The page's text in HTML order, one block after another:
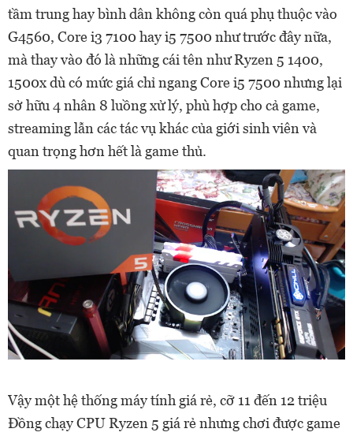
tầm trung hay bình dân không còn quá phụ thuộc vào
G4560, Core i3 7100 hay i5 7500 như trước đây nữa,
mà thay vào đó là những cái tên như Ryzen 5 1400,
1500x dù có mức giá chỉ ngang Core i5 7500 nhưng lại
sở hữu 4 nhân 8 luồng xử lý, phù hợp cho cả game,
streaming lẫn các tác vụ khác của giới sinh viên và
quan trọng hơn hết là game thủ.
Vậy một hệ thống máy tính giá rẻ, cỡ 11 đến 12 triệu
Đồng chạy CPU Ryzen 5 giá rẻ nhưng chơi được game